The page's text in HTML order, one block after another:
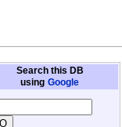
Search this DB
using Google